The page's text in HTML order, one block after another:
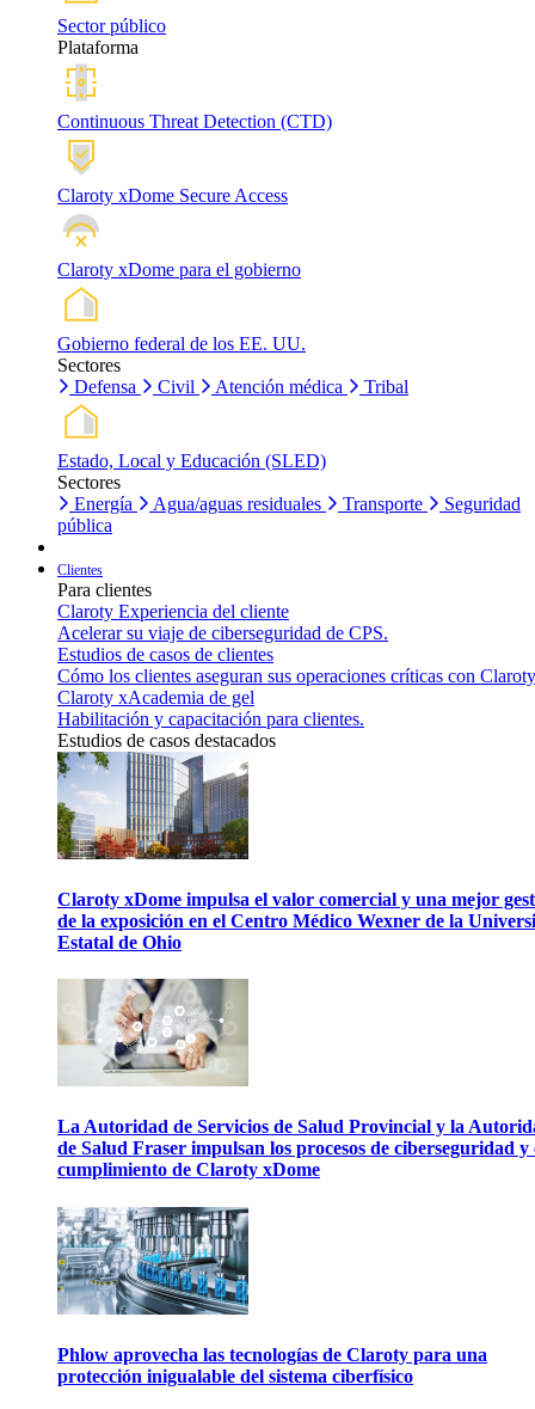
Sector público
Plataforma
Continuous Threat Detection (CTD)
Claroty xDome Secure Access
Claroty xDome para el gobierno
Gobierno federal de los EE. UU.
Sectores
Defensa
Civil Atención médica Tribal
Estado, Local y Educación (SLED)
Sectores
Energía
Agua/aguas residuales Transporte
Seguridad
pública
Clientes
Para clientes
Claroty Experiencia del cliente
Acelerar su viaje de ciberseguridad de CPS.
Estudios de casos de clientes
Cómo los clientes aseguran sus operaciones críticas con
Claroty xAcademia de gel
Habilitación y capacitación para clientes.
Estudios de casos destacados
Claroty xDome impulsa el valor comercial y una mejor
de la exposición en el Centro Médico Wexner de la
Estatal de Ohio
La Autoridad de Servicios de Salud Provincial y la
de Salud Fraser impulsan los procesos de ciberseguridad y
cumplimiento de Claroty xDome
Phlow aprovecha las tecnologías de Claroty para una
protección inigualable del sistema ciberfísico